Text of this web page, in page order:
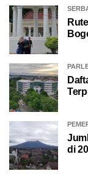
di